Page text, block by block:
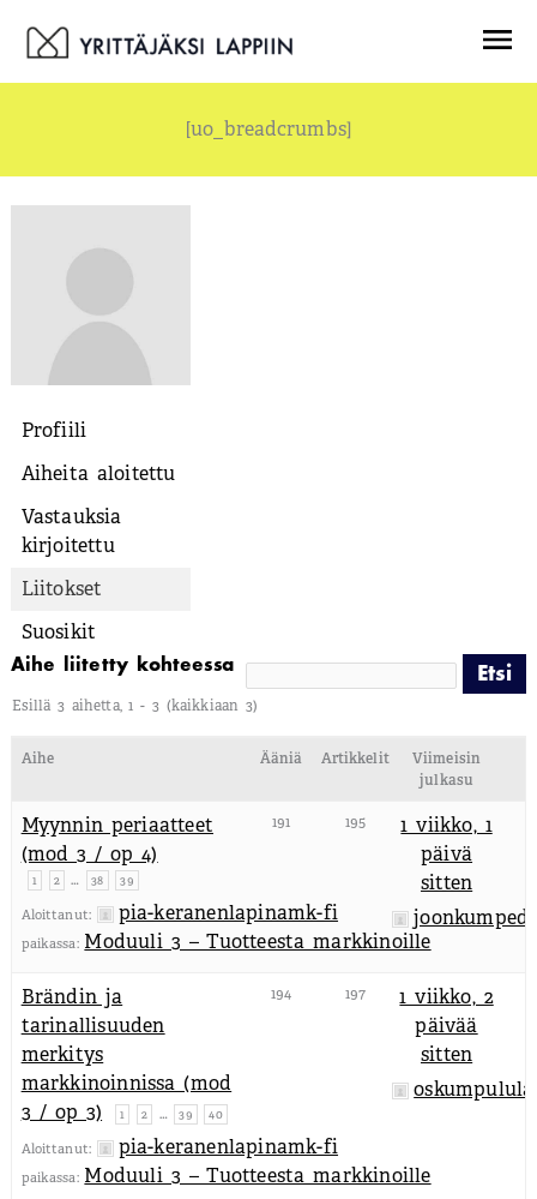
sisältöön
[uo_breadcrumbs]
Profiili
Aiheita aloitettu
Vastauksia
kirjoitettu
Liitokset
Suosikit
Aihe liitetty kohteessa
Esillä 3 aihetta, 1 - 3 (kaikkiaan 3)
Aihe Ääniä Artikkelit
Viimeisin
julkasu
Myynnin periaatteet
(mod 3 / op 4)
1 2 … 38 39
Aloittanut: pia-keranenlapinamk-fi
paikassa: Moduuli 3 – Tuotteesta markkinoille
191 195
1 viikko, 1
päivä
sitten
Brändin ja
tarinallisuuden
merkitys
markkinoinnissa (mod
3 / op 3)
1 2 … 39 40
Aloittanut: pia-keranenlapinamk-fi
paikassa: Moduuli 3 – Tuotteesta markkinoille
194 197
1 viikko, 2
päivää
sitten